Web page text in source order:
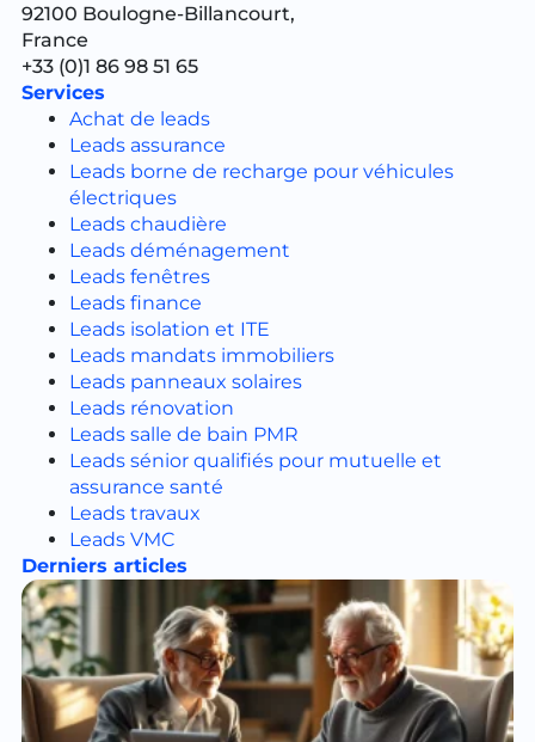
92100 Boulogne-Billancourt,
France
+33 (0)1 86 98 51 65
Services
Achat de leads
Leads assurance
Leads borne de recharge pour véhicules
électriques
Leads chaudière
Leads déménagement
Leads fenêtres
Leads finance
Leads isolation et ITE
Leads mandats immobiliers
Leads panneaux solaires
Leads rénovation
Leads salle de bain PMR
Leads sénior qualifiés pour mutuelle et
assurance santé
Leads travaux
Leads VMC
Derniers articles